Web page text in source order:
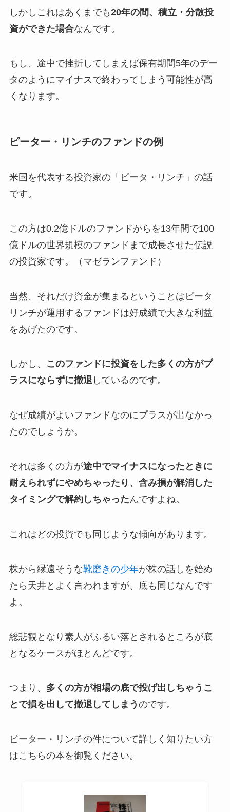
しかしこれはあくまでも20年の間、積立・分散投
資ができた場合なんです。
もし、途中で挫折してしまえば保有期間5年のデー
タのようにマイナスで終わってしまう可能性が高
くなります。
ピーター・リンチのファンドの例
米国を代表する投資家の「ピータ・リンチ」の話
です。
この方は0.2億ドルのファンドからを13年間で100
億ドルの世界規模のファンドまで成長させた伝説
の投資家です。（マゼランファンド）
当然、それだけ資金が集まるということはピータ
リンチが運用するファンドは好成績で大きな利益
をあげたのです。
しかし、
このファンドに投資をした多くの方がプ
ラスにならずに撤退しているのです。
なぜ成績がよいファンドなのにプラスが出なかっ
たのでしょうか。
それは多くの方が途中でマイナスになったときに
耐えられずにやめちゃったり、含み損が解消した
タイミングで解約しちゃったんですよね。
これはどの投資でも同じような傾向があります。
株から縁遠そうな靴磨きの少年が株の話しを始め
たら天井とよく言われますが、底も同じなんです
よ。
総悲観となり素人がふるい落とされるところが底
となるケースがほとんどです。
つまり、 多くの方が相場の底で投げ出しちゃうこ
とで損を出して撤退してしまう のです。
ピーター・リンチの件について詳しく知りたい方
はこちらの本を御覧ください。